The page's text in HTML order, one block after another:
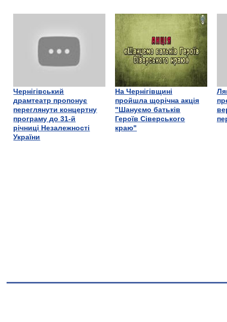
Чернігівський
драмтеатр пропонує
переглянути концертну
програму до 31-й
річниці Незалежності
України
На Чернігівщині
пройшла щорічна акція
"Шануємо батьків
Героїв Сіверського
краю"